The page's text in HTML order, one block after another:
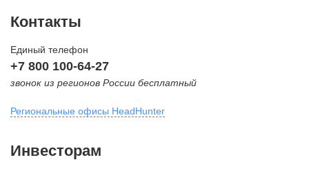
Контакты
Единый телефон
+7 800 100-64-27
звонок из регионов России бесплатный
Региональные офисы HeadHunter
внутригородская территория
Инвесторам